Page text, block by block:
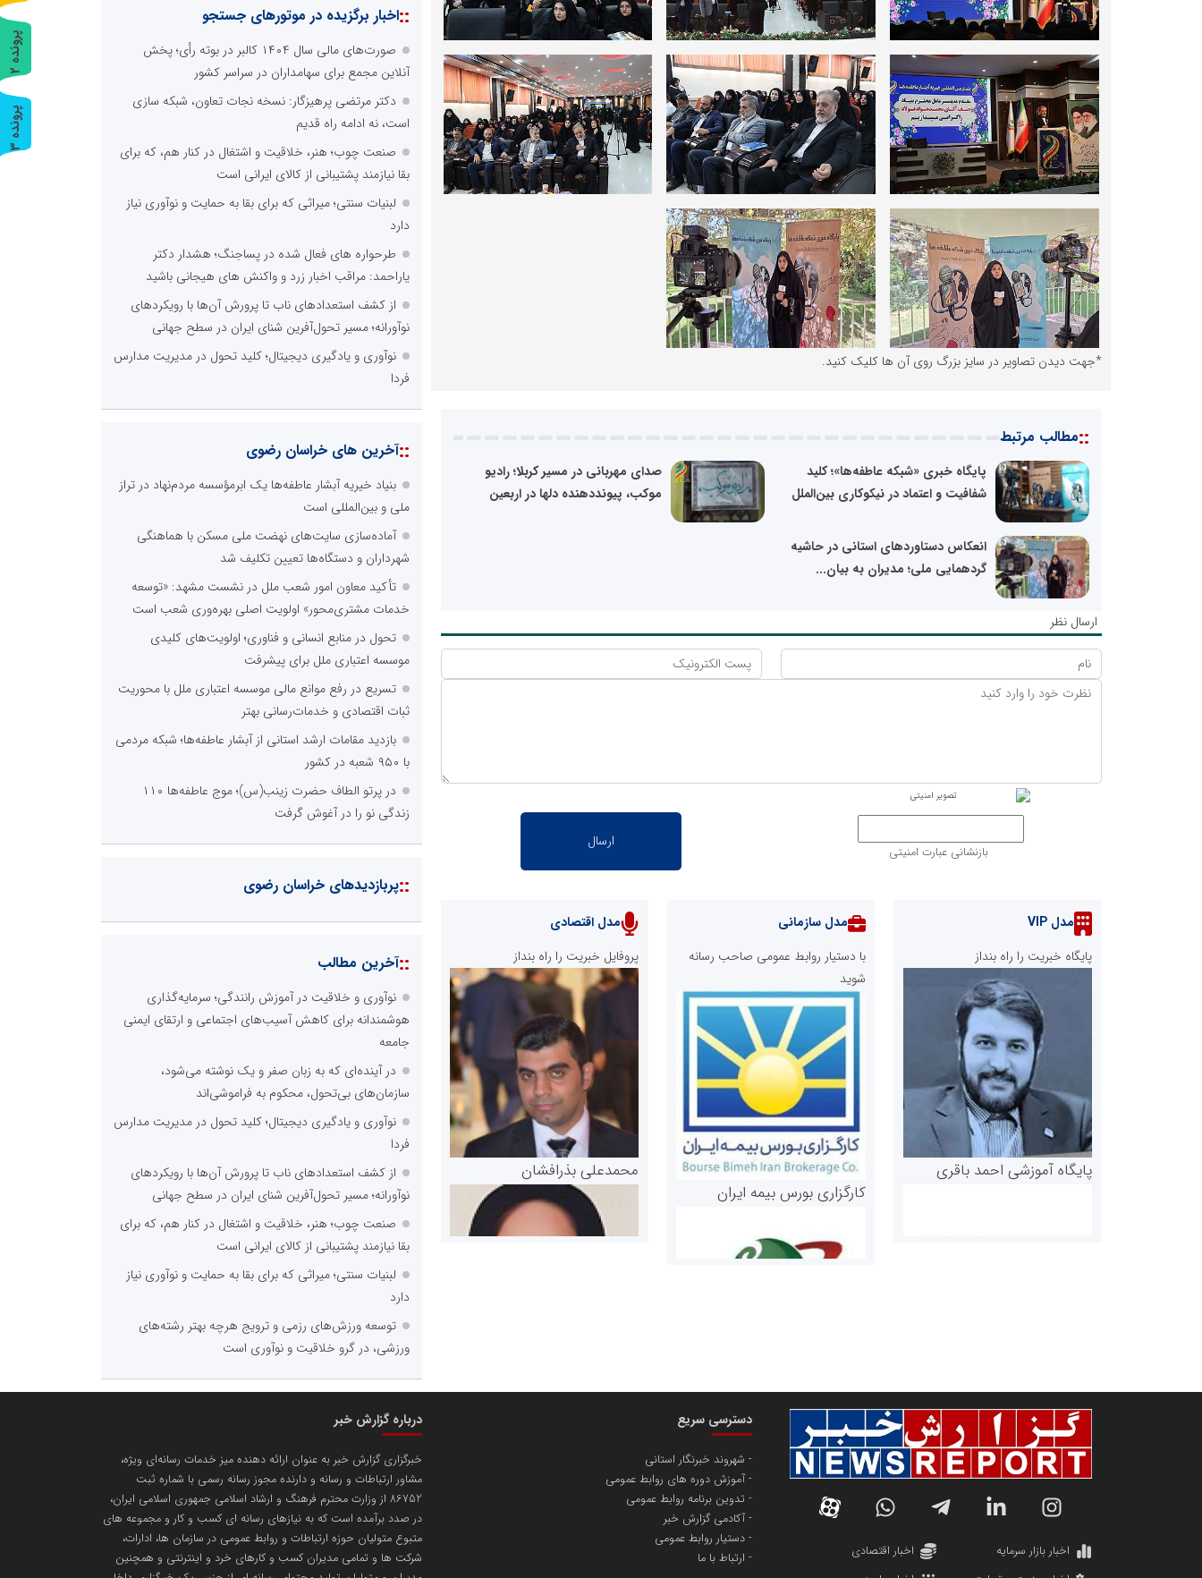
*جهت دیدن تصاویر در سایز بزرگ روی آن ها کلیک کنید.
::مطالب مرتبط
پایگاه خبری «شبکه عاطفه‌ها»؛ کلید
شفافیت و اعتماد در نیکوکاری بین‌الملل
صدای مهربانی در مسیر کربلا؛ رادیو
موکب، پیونددهنده دلها در اربعین
انعکاس دستاوردهای استانی در حاشیه
گردهمایی ملی؛ مدیران به بیان...
ارسال نظر
بازنشانی عبارت امنیتی
مدل VIP
پایگاه خبریت را راه بنداز
پایگاه آموزشی احمد باقری
روابط عمومی خبرگزاری گزارش
خبر
مدل سازمانی
با دستیار روابط عمومی صاحب رسانه
شوید
کارگزاری بورس بیمه ایران
سازمان بورس و اوراق بهادار
مرجع اخبار موثق در بازارسرمایه
مدل اقتصادی
پروفایل خبریت را راه بنداز
محمدعلی بذرافشان
مریم حاج نوروز نظری
::اخبار برگزیده در موتورهای جستجو
صورت‌های مالی سال ۱۴۰۴ کالبر در بوته رأی؛ پخش
آنلاین مجمع برای سهامداران در سراسر کشور
دکتر مرتضی پرهیزگار: نسخه نجات تعاون، شبکه سازی
است، نه ادامه راه قدیم
صنعت چوب؛ هنر، خلاقیت و اشتغال در کنار هم، که برای
بقا نیازمند پشتیبانی از کالای ایرانی است
لبنیات سنتی؛ میراثی که برای بقا به حمایت و نوآوری نیاز
دارد
طرحواره های فعال شده در پساجنگ؛ هشدار دکتر
یاراحمد: مراقب اخبار زرد و واکنش های هیجانی باشید
از کشف استعدادهای ناب تا پرورش آن‌ها با رویکردهای
نوآورانه؛ مسیر تحول‌آفرین شنای ایران در سطح جهانی
نوآوری و یادگیری دیجیتال؛ کلید تحول در مدیریت مدارس
فردا
::آخرین های خراسان رضوی
بنیاد خیریه آبشار عاطفه‌ها یک ابرمؤسسه مردم‌نهاد در تراز
ملی و بین‌المللی است
آماده‌سازی سایت‌های نهضت ملی مسکن با هماهنگی
شهرداران و دستگاه‌ها تعیین تکلیف شد
تأکید معاون امور شعب ملل در نشست مشهد: «توسعه
خدمات مشتری‌محور» اولویت اصلی بهره‌وری شعب است
تحول در منابع انسانی و فناوری؛ اولویت‌های کلیدی
موسسه اعتباری ملل برای پیشرفت
تسریع در رفع موانع مالی موسسه اعتباری ملل با محوریت
ثبات اقتصادی و خدمات‌رسانی بهتر
بازدید مقامات ارشد استانی از آبشار عاطفه‌ها؛ شبکه‌ مردمی
با ۹۵۰ شعبه در کشور
در پرتو الطاف حضرت زینب(س)؛ موج عاطفه‌ها ۱۱۰
زندگی نو را در آغوش گرفت
::پربازدیدهای خراسان رضوی
::آخرین مطالب
نوآوری و خلاقیت در آموزش رانندگی؛ سرمایه‌گذاری
هوشمندانه برای کاهش آسیب‌های اجتماعی و ارتقای ایمنی
جامعه
در آینده‌ای که به زبان صفر و یک نوشته می‌شود،
سازمان‌های بی‌تحول، محکوم به فراموشی‌اند
نوآوری و یادگیری دیجیتال؛ کلید تحول در مدیریت مدارس
فردا
از کشف استعدادهای ناب تا پرورش آن‌ها با رویکردهای
نوآورانه؛ مسیر تحول‌آفرین شنای ایران در سطح جهانی
صنعت چوب؛ هنر، خلاقیت و اشتغال در کنار هم، که برای
بقا نیازمند پشتیبانی از کالای ایرانی است
لبنیات سنتی؛ میراثی که برای بقا به حمایت و نوآوری نیاز
دارد
توسعه ورزش‌های رزمی و ترویج هرچه بهتر رشته‌های
ورزشی، در گرو خلاقیت و نوآوری است
پ
ر
و
ن
د
ه
2
پ
ر
و
ن
د
ه
3
اخبار بازار سرمایه
اخبار اقتصادی
دسترسی سریع
شهروند خبرنگار استانی
آموزش دوره های روابط عمومی
تدوین برنامه روابط عمومی
آکادمی گزارش خبر
دستیار روابط عمومی
ارتباط با ما
درباره گزارش خبر
خبرگزاری گزارش خبر به عنوان ارائه دهنده میز خدمات رسانه‌ای ویژه،
مشاور ارتباطات و رسانه و دارنده مجوز رسانه رسمی با شماره ثبت
86752 از وزارت محترم فرهنگ و ارشاد اسلامی جمهوری اسلامی ایران،
در صدد برآمده است که به نیازهای رسانه ای کسب و کار و مجموعه های
متبوع متولیان حوزه ارتباطات و روابط عمومی در سازمان ها، ادارات،
شرکت ها و تمامی مدیران کسب و کارهای خرد و اینترنتی و همچنین